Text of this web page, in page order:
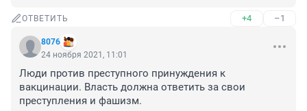
ОТВЕТИТЬ +4 –1
8076
24 ноября 2021, 11:01
Люди против преступного принуждения к
вакцинации. Власть должна ответить за свои
преступления и фашизм.